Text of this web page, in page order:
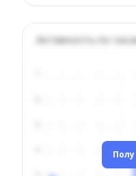
Активность по